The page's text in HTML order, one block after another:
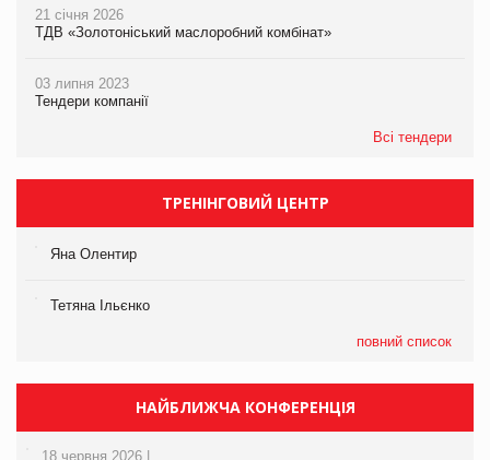
21 січня 2026
ТДВ «Золотоніський маслоробний комбінат»
03 липня 2023
Тендери компанії
Всі тендери
ТРЕНІНГОВИЙ ЦЕНТР
Яна Олентир
Тетяна Ільєнко
повний список
НАЙБЛИЖЧА КОНФЕРЕНЦІЯ
18 червня 2026 |